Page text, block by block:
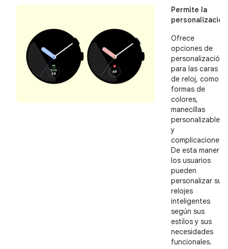
Permite la
personalización
Ofrece
opciones de
personalización
para las caras
de reloj, como
formas de
colores,
manecillas
personalizables
y
complicaciones.
De esta manera,
los usuarios
pueden
personalizar sus
relojes
inteligentes
según sus
estilos y sus
necesidades
funcionales.